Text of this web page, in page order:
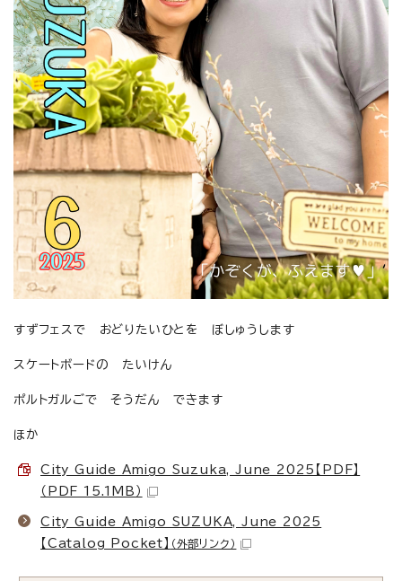
すずフェスで おどりたいひとを ぼしゅうします
スケートボードの たいけん
ポルトガルごで そうだん できます
ほか
City Guide Amigo Suzuka, June 2025【PDF】
（PDF 15.1MB）
City Guide Amigo SUZUKA, June 2025
【Catalog Pocket】 （外部リンク）